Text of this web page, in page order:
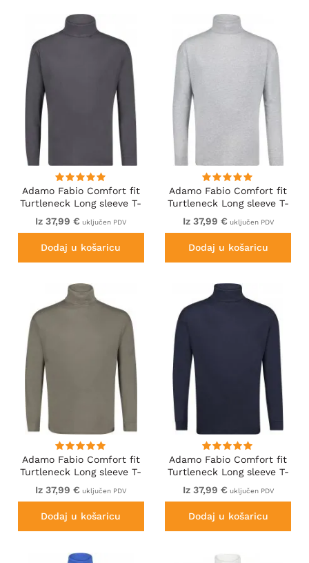
Adamo Fabio Comfort fit
Turtleneck Long sleeve T-
shirt Charcoal
Iz 37,99 € uključen PDV
Dodaj u košaricu
Adamo Fabio Comfort fit
Turtleneck Long sleeve T-
shirt Grey
Iz 37,99 € uključen PDV
Dodaj u košaricu
Adamo Fabio Comfort fit
Turtleneck Long sleeve T-
shirt Khaki
Iz 37,99 € uključen PDV
Dodaj u košaricu
Adamo Fabio Comfort fit
Turtleneck Long sleeve T-
shirt Navy
Iz 37,99 € uključen PDV
Dodaj u košaricu